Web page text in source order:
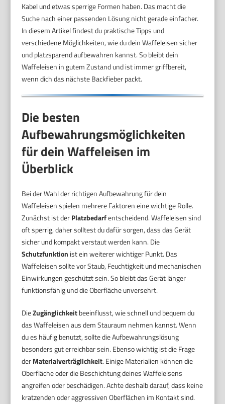
Kabel und etwas sperrige Formen haben. Das macht die
Suche nach einer passenden Lösung nicht gerade einfacher.
In diesem Artikel findest du praktische Tipps und
verschiedene Möglichkeiten, wie du dein Waffeleisen sicher
und platzsparend aufbewahren kannst. So bleibt dein
Waffeleisen in gutem Zustand und ist immer griffbereit,
wenn dich das nächste Backfieber packt.
Die besten
Aufbewahrungsmöglichkeiten
für dein Waffeleisen im
Überblick
Bei der Wahl der richtigen Aufbewahrung für dein
Waffeleisen spielen mehrere Faktoren eine wichtige Rolle.
Zunächst ist derPlatzbedarfentscheidend. Waffeleisen sind
oft sperrig, daher solltest du dafür sorgen, dass das Gerät
sicher und kompakt verstaut werden kann. Die
Schutzfunktion ist ein weiterer wichtiger Punkt. Das
Waffeleisen sollte vor Staub, Feuchtigkeit und mechanischen
Einwirkungen geschützt sein. So bleibt das Gerät länger
funktionsfähig und die Oberfläche unversehrt.
DieZugänglichkeitbeeinflusst, wie schnell und bequem du
das Waffeleisen aus dem Stauraum nehmen kannst. Wenn
du es häufig benutzt, sollte die Aufbewahrungslösung
besonders gut erreichbar sein. Ebenso wichtig ist die Frage
derMaterialverträglichkeit. Einige Materialien können die
Oberfläche oder die Beschichtung deines Waffeleisens
angreifen oder beschädigen. Achte deshalb darauf, dass keine
kratzenden oder aggressiven Oberflächen im Kontakt sind.